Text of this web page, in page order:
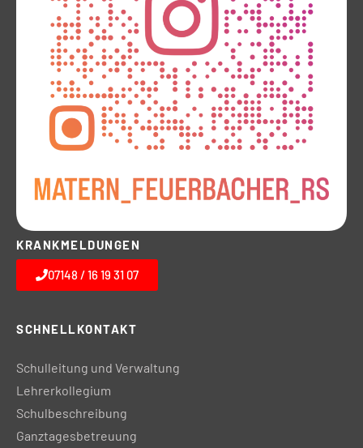
KRANKMELDUNGEN
07148 / 16 19 31 07
SCHNELLKONTAKT
Schulleitung und Verwaltung
Lehrerkollegium
Schulbeschreibung
Ganztagesbetreuung